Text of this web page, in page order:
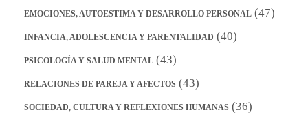
EMOCIONES, AUTOESTIMA Y DESARROLLO PERSONAL (47)
INFANCIA, ADOLESCENCIA Y PARENTALIDAD (40)
PSICOLOGÍA Y SALUD MENTAL (43)
RELACIONES DE PAREJA Y AFECTOS (43)
SOCIEDAD, CULTURA Y REFLEXIONES HUMANAS (36)